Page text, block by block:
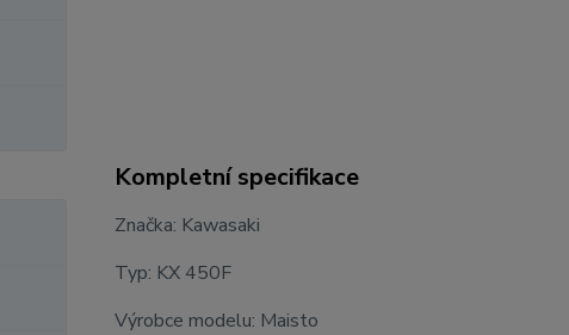
Kompletní specifikace
Značka: Kawasaki
Typ: KX 450F
Výrobce modelu: Maisto